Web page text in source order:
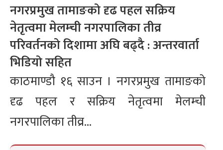
नगरप्रमुख तामाङको दृढ पहल सक्रिय
नेतृत्वमा मेलम्ची नगरपालिका तीव्र
परिवर्तनको दिशामा अघि बढ्दै : अन्तरवार्ता
भिडियो सहित
काठमाण्डौ १६ साउन । नगरप्रमुख तामाङको
दृढ पहल र सक्रिय नेतृत्वमा मेलम्ची
नगरपालिका तीव्र...